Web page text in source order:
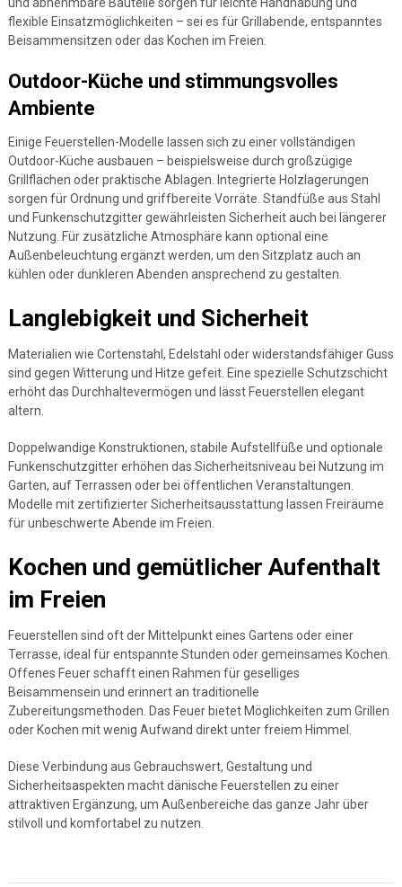
flexible Einsatzmöglichkeiten – sei es für Grillabende, entspanntes
Beisammensitzen oder das Kochen im Freien.
Outdoor-Küche und stimmungsvolles
Ambiente
Einige Feuerstellen-Modelle lassen sich zu einer vollständigen
Outdoor-Küche ausbauen – beispielsweise durch großzügige
Grillflächen oder praktische Ablagen. Integrierte Holzlagerungen
sorgen für Ordnung und griffbereite Vorräte. Standfüße aus Stahl
und Funkenschutzgitter gewährleisten Sicherheit auch bei längerer
Nutzung. Für zusätzliche Atmosphäre kann optional eine
Außenbeleuchtung ergänzt werden, um den Sitzplatz auch an
kühlen oder dunkleren Abenden ansprechend zu gestalten.
Langlebigkeit und Sicherheit
Materialien wie Cortenstahl, Edelstahl oder widerstandsfähiger Guss
sind gegen Witterung und Hitze gefeit. Eine spezielle Schutzschicht
erhöht das Durchhaltevermögen und lässt Feuerstellen elegant
altern.
Doppelwandige Konstruktionen, stabile Aufstellfüße und optionale
Funkenschutzgitter erhöhen das Sicherheitsniveau bei Nutzung im
Garten, auf Terrassen oder bei öffentlichen Veranstaltungen.
Modelle mit zertifizierter Sicherheitsausstattung lassen Freiräume
für unbeschwerte Abende im Freien.
Kochen und gemütlicher Aufenthalt
im Freien
Feuerstellen sind oft der Mittelpunkt eines Gartens oder einer
Terrasse, ideal für entspannte Stunden oder gemeinsames Kochen.
Offenes Feuer schafft einen Rahmen für geselliges
Beisammensein und erinnert an traditionelle
Zubereitungsmethoden. Das Feuer bietet Möglichkeiten zum Grillen
oder Kochen mit wenig Aufwand direkt unter freiem Himmel.
Diese Verbindung aus Gebrauchswert, Gestaltung und
Sicherheitsaspekten macht dänische Feuerstellen zu einer
attraktiven Ergänzung, um Außenbereiche das ganze Jahr über
stilvoll und komfortabel zu nutzen.